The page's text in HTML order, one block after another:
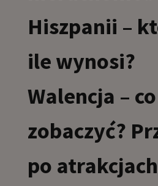
Hiszpanii –
ile wynosi?
Walencja – co
zobaczyć?
po atrakcjach